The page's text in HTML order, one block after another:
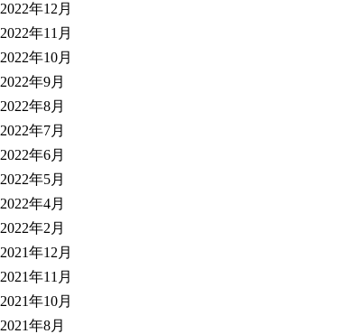
2022年12月
2022年11月
2022年10月
2022年9月
2022年8月
2022年7月
2022年6月
2022年5月
2022年4月
2022年2月
2021年12月
2021年11月
2021年10月
2021年8月